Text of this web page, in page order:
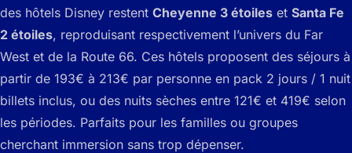
des hôtels Disney restent Cheyenne 3 étoiles et Santa Fe
2 étoiles, reproduisant respectivement l’univers du Far
West et de la Route 66. Ces hôtels proposent des séjours à
partir de 193€ à 213€ par personne en pack 2 jours / 1 nuit
billets inclus, ou des nuits sèches entre 121€ et 419€ selon
les périodes. Parfaits pour les familles ou groupes
cherchant immersion sans trop dépenser.